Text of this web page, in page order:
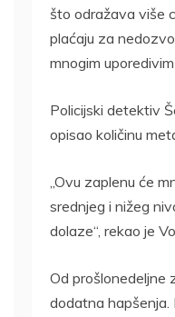
što odražava više
plaćaju za
mnogim
Policijski detektiv
opisao količinu
„Ovu zaplenu će
srednjeg i nižeg
dolaze“, rekao je
Od prošlonedeljne
dodatna hapšenja.